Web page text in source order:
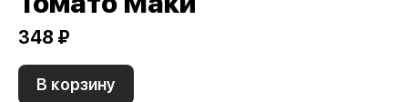
348 ₽
В корзину